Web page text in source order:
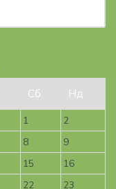
Сб Нд
1
2
8
9
15
16
22 23